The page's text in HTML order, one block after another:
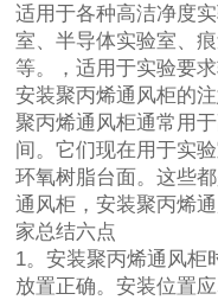
适用于各种高洁净度
室、半导体实验室、
等。，适用于实验要求
安装聚丙烯通风柜的
聚丙烯通风柜通常用
间。它们现在用于实
环氧树脂台面。这些
通风柜，安装聚丙烯
家总结六点
1。安装聚丙烯通风柜
放置正确。安装位置